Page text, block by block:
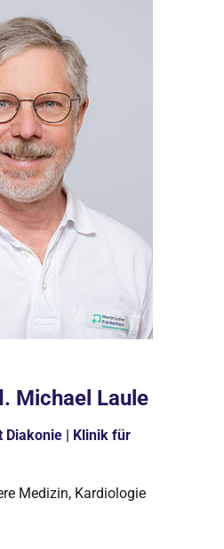
Michael Laule
Diakonie | Klinik für
Medizin, Kardiologie